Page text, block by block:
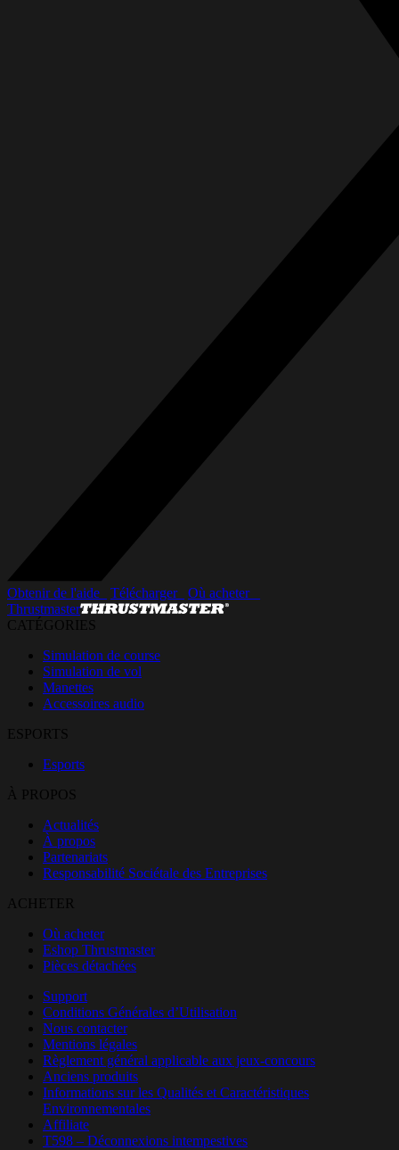
Obtenir de l'aide_ Télécharger_
Où acheter _
Thrustmaster
CATÉGORIES
Simulation de course
Simulation de vol
Manettes
Accessoires audio
ESPORTS
Esports
À PROPOS
Actualités
À propos
Partenariats
Responsabilité Sociétale des Entreprises
ACHETER
Où acheter
Eshop Thrustmaster
Pièces détachées
Support
Conditions Générales d’Utilisation
Nous contacter
Mentions légales
Règlement général applicable aux jeux-concours
Anciens produits
Informations sur les Qualités et Caractéristiques
Environnementales
Affiliate
T598 – Déconnexions intempestives